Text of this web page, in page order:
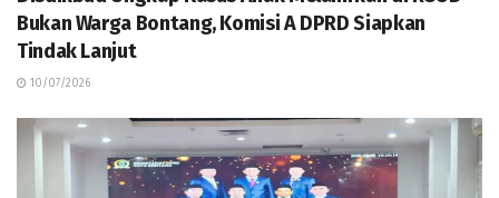
Bukan Warga Bontang, Komisi A DPRD Siapkan
Tindak Lanjut
10/07/2026